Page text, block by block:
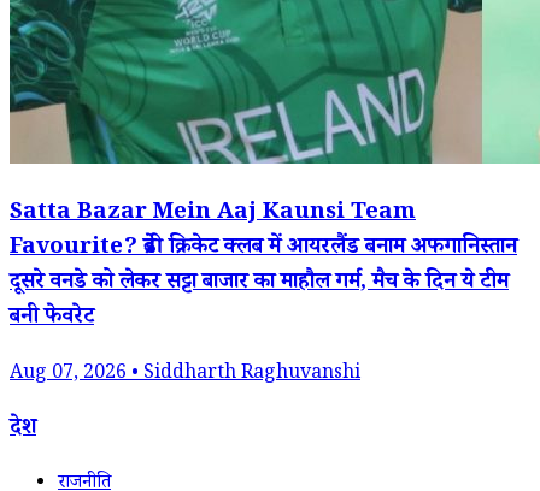
Satta Bazar Mein Aaj Kaunsi Team
Favourite? ब्रेडी क्रिकेट क्लब में आयरलैंड बनाम अफगानिस्तान
दूसरे वनडे को लेकर सट्टा बाजार का माहौल गर्म, मैच के दिन ये टीम
बनी फेवरेट
Aug 07, 2026 • Siddharth Raghuvanshi
देश
राजनीति